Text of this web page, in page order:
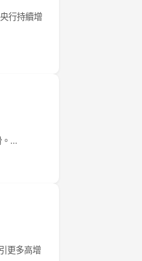
行持續增
。…
更多高增